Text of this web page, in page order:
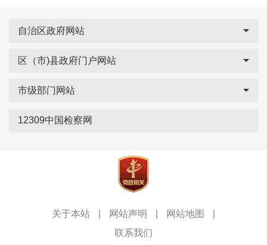
自治区政府网站
区（市)县政府门户网站
市级部门网站
12309中国检察网
关于本站 网站声明 网站地图
联系我们